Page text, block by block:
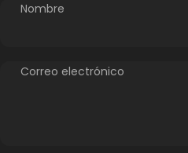
Nombre
Correo electrónico